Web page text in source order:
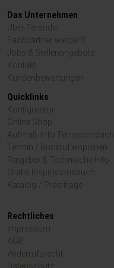
Das Unternehmen
Über Teranda
Fachpartner werden?
Jobs & Stellenangebote
Kontakt
Kundenbewertungen
Quicklinks
Konfigurator
Online Shop
Aufmaß-Info Terrassendach
Termin / Rückruf einplanen
Ratgeber & Technische Info
Gratis Inspirationsbuch
Katalog-/ Preisfrage
Rechtliches
Impressum
AGB
Widerrufsrecht